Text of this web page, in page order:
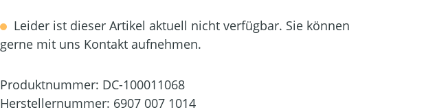
Leider ist dieser Artikel aktuell nicht verfügbar. Sie können
gerne mit uns Kontakt aufnehmen.
Produktnummer: DC-100011068
Herstellernummer: 6907 007 1014